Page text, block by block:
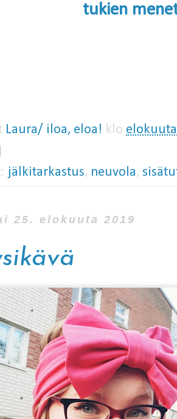
tukien
Laura/ iloa, eloa! klo
jälkitarkastus, neuvola,
25. elokuuta 2019